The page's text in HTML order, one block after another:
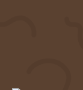
Usamos
experiencia